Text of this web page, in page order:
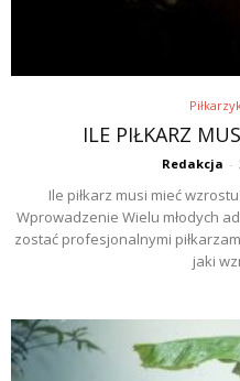
ILE PIŁKARZ
Redakcja -
Ile piłkarz musi mieć
Wprowadzenie Wielu młodych
zostać profesjonalnymi
jaki